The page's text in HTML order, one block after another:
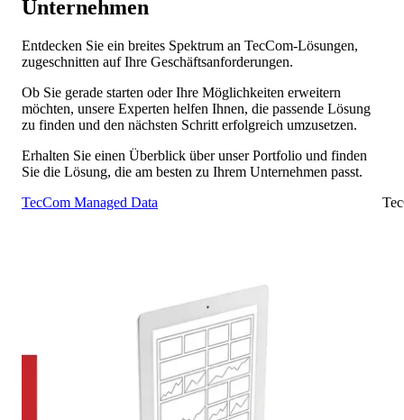
Unternehmen
Entdecken Sie ein breites Spektrum an TecCom-Lösungen,
zugeschnitten auf Ihre Geschäftsanforderungen.
Ob Sie gerade starten oder Ihre Möglichkeiten erweitern
möchten, unsere Experten helfen Ihnen, die passende Lösung
zu finden und den nächsten Schritt erfolgreich umzusetzen.
Erhalten Sie einen Überblick über unser Portfolio und finden
Sie die Lösung, die am besten zu Ihrem Unternehmen passt.
TecCom Managed Data